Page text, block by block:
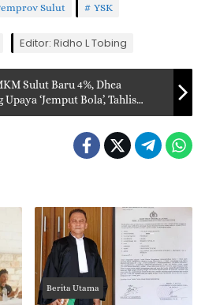
Sulut YSK
Editor: Ridho L Tobing
Sulut Baru 4%, Dhea
‘Jemput Bola’, Tahlis
di Tempat
Berita Utama